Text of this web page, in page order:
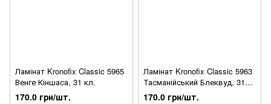
Ламінат Kronofix Classic 5965
Венге Кіншаса, 31 кл.
170.0 грн/шт.
Ламінат Kronofix Classic 5963
Тасманійський Блеквуд, 31
кл.
170.0 грн/шт.